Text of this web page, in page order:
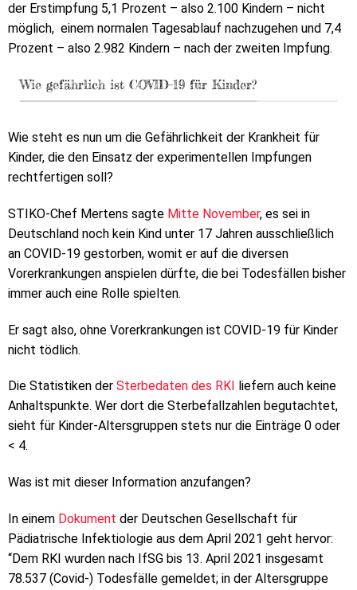
der Erstimpfung 5,1 Prozent – also 2.100 Kindern – nicht
möglich, einem normalen Tagesablauf nachzugehen und 7,4
Prozent – also 2.982 Kindern – nach der zweiten Impfung.
Wie gefährlich ist COVID-19 für Kinder?
Wie steht es nun um die Gefährlichkeit der Krankheit für
Kinder, die den Einsatz der experimentellen Impfungen
rechtfertigen soll?
STIKO-Chef Mertens sagte Mitte November, es sei in
Deutschland noch kein Kind unter 17 Jahren ausschließlich
an COVID-19 gestorben, womit er auf die diversen
Vorerkrankungen anspielen dürfte, die bei Todesfällen bisher
immer auch eine Rolle spielten.
Er sagt also, ohne Vorerkrankungen ist COVID-19 für Kinder
nicht tödlich.
Die Statistiken der Sterbedaten des RKI
liefern auch keine
Anhaltspunkte. Wer dort die Sterbefallzahlen begutachtet,
sieht für Kinder-Altersgruppen stets nur die Einträge 0 oder
< 4.
Was ist mit dieser Information anzufangen?
In einem Dokument der Deutschen Gesellschaft für
Pädiatrische Infektiologie aus dem April 2021 geht hervor:
“Dem RKI wurden nach IfSG bis 13. April 2021 insgesamt
78.537 (Covid-) Todesfälle gemeldet; in der Altersgruppe